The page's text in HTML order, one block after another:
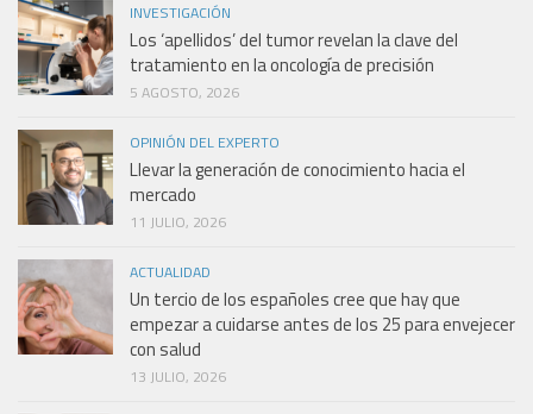
INVESTIGACIÓN
Los ‘apellidos’ del tumor revelan la clave del
tratamiento en la oncología de precisión
5 AGOSTO, 2026
OPINIÓN DEL EXPERTO
Llevar la generación de conocimiento hacia el
mercado
11 JULIO, 2026
ACTUALIDAD
Un tercio de los españoles cree que hay que
empezar a cuidarse antes de los 25 para envejecer
con salud
13 JULIO, 2026